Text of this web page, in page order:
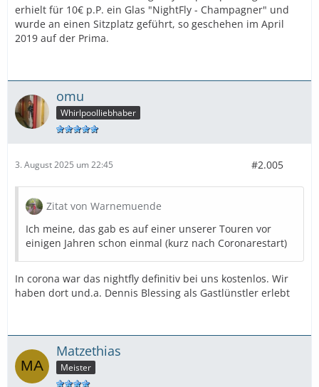
erhielt für 10€ p.P. ein Glas "NightFly - Champagner" und
wurde an einen Sitzplatz geführt, so geschehen im April
2019 auf der Prima.
omu
Whirlpoolliebhaber
3. August 2025 um 22:45 #2.005
Zitat von Warnemuende
Ich meine, das gab es auf einer unserer Touren vor
einigen Jahren schon einmal (kurz nach Coronarestart)
In corona war das nightfly definitiv bei uns kostenlos. Wir
haben dort und.a. Dennis Blessing als Gastlünstler erlebt
Matzethias
Meister